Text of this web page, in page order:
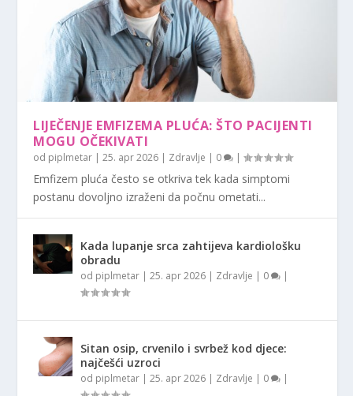
LIJEČENJE EMFIZEMA PLUĆA: ŠTO PACIJENTI
MOGU OČEKIVATI
od piplmetar |25. apr 2026 | Zdravlje | 0 |
Emfizem pluća često se otkriva tek kada simptomi
postanu dovoljno izraženi da počnu ometati...
Kada lupanje srca zahtijeva kardiološku
obradu
od piplmetar |25. apr 2026 | Zdravlje | 0 |
Sitan osip, crvenilo i svrbež kod djece:
najčešći uzroci
od piplmetar |25. apr 2026 | Zdravlje | 0 |